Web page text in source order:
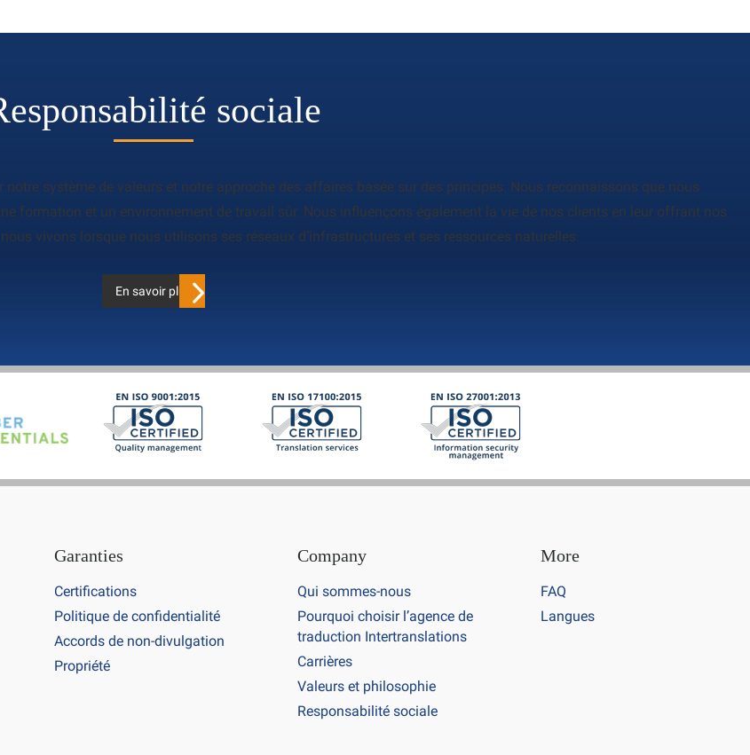
sociale
système de valeurs et notre approche des affaires basée sur des principes. Nous reconnaissons que nous
formation et un environnement de travail sûr. Nous influençons également la vie de nos clients en leur offrant nos
vivons lorsque nous utilisons ses réseaux d’infrastructures et ses ressources naturelles.
En savoir plus
Garanties
Certifications
Politique de confidentialité
Accords de non-divulgation
Propriété
Company
Qui sommes-nous
Pourquoi choisir l’agence de
traduction Intertranslations
Carrières
Valeurs et philosophie
Responsabilité sociale
More
FAQ
Langues